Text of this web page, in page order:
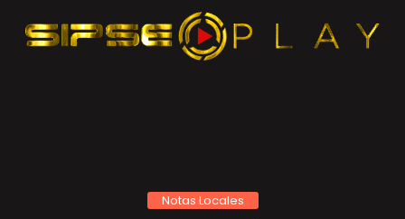
Notas Locales